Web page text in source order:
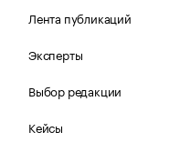
Лента публикаций
Эксперты
Выбор редакции
Кейсы